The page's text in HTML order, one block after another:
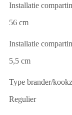
Installatie
56 cm
Installatie
5,5 cm
Type brander/
Regulier